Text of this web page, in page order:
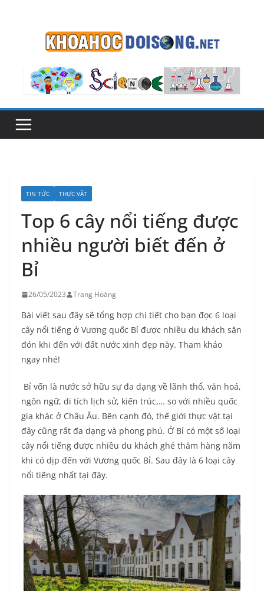
TIN TỨC THỰC VẬT
Top 6 cây nổi tiếng được
nhiều người biết đến ở
Bỉ
26/05/2023 Trang Hoàng
Bài viết sau đây sẽ tổng hợp chi tiết cho bạn đọc 6 loại
cây nổi tiếng ở Vương quốc Bỉ được nhiều du khách săn
đón khi đến với đất nước xinh đẹp này. Tham khảo
ngay nhé!
Bỉ vốn là nước sở hữu sự đa dạng về lãnh thổ, văn hoá,
ngôn ngữ, di tích lịch sử, kiến trúc,… so với nhiều quốc
gia khác ở Châu Âu. Bên cạnh đó, thế giới thực vật tại
đây cũng rất đa dạng và phong phú. Ở Bỉ có một số loại
cây nổi tiếng được nhiều du khách ghé thăm hàng năm
khi có dịp đến với Vương quốc Bỉ. Sau đây là 6 loại cây
nổi tiếng nhất tại đây.